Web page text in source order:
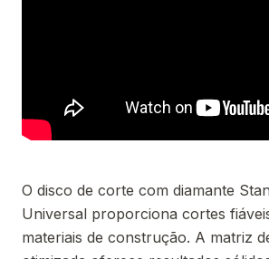
O disco de corte com diamante
Universal proporciona cortes
materiais de construção. A matriz